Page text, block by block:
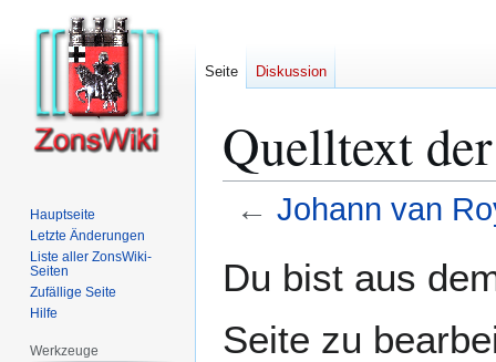
Quelltext
← Johann van
Navigation
Suche
Du bist aus
Seite zu
Seite Diskussion
Hauptseite
Letzte Änderungen
Liste aller ZonsWiki-
Seiten
Zufällige Seite
Hilfe
Werkzeuge